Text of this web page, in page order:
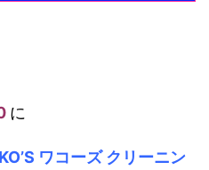
に
ワコーズ クリーニン